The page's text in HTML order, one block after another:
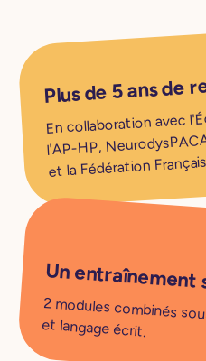
Plus de 5 ans de
En collaboration avec
l'AP-HP,
et la Fédération
Un
2 modules combinés sous forme de jeu : rythme et langage écrit.